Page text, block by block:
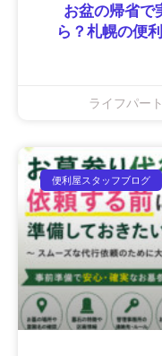
お盆の帰省で
ら？札幌の便
ライフパー
便利屋スタッフブログ